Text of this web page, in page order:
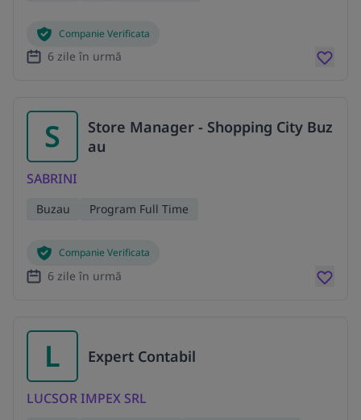
Companie Verificata
6 zile în urmă
S
Store Manager - Shopping City Buz
au
SABRINI
Buzau Program Full Time
Companie Verificata
6 zile în urmă
L Expert Contabil
LUCSOR IMPEX SRL